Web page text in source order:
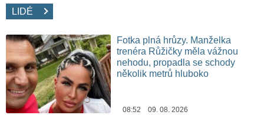
LIDÉ
Fotka plná hrůzy. Manželka
trenéra Růžičky měla vážnou
nehodu, propadla se schody
několik metrů hluboko
08:52 09. 08. 2026